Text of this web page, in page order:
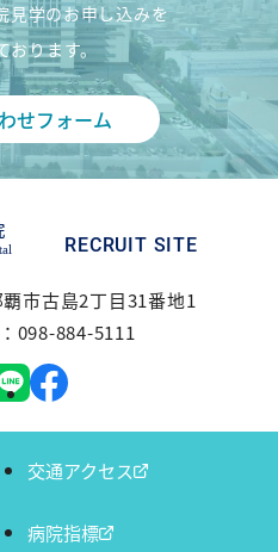
見学のお申し込みを
ります。
せフォーム
RECRUIT SITE
市古島2丁目31番地1
098-884-5111
交通アクセス
病院指標